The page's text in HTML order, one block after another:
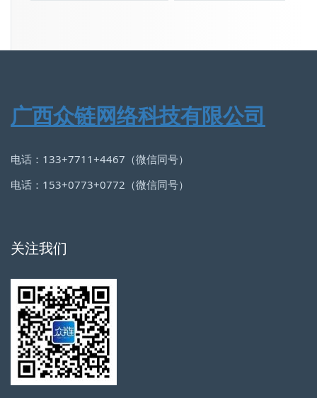
广西众链网络科技有限公司
电话：133+7711+4467（微信同号）
电话：153+0773+0772（微信同号）
关注我们